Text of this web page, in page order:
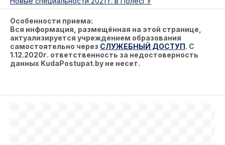
Особенности приема:
Вся информация, размещённая на этой странице,
актуализируется учреждением образования
самостоятельно через СЛУЖЕБНЫЙ ДОСТУП. С
1.12.2020г. ответственность за недостоверность
данных KudaPostupat.by не несет.